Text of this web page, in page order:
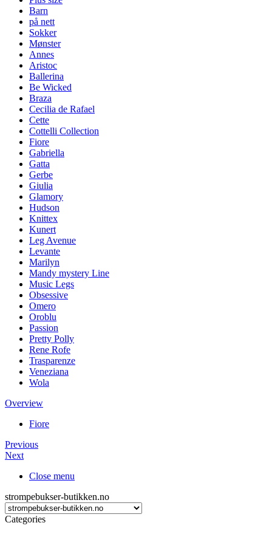
Barn
på nett
Sokker
Mønster
Annes
Aristoc
Ballerina
Be Wicked
Braza
Cecilia de Rafael
Cette
Cottelli Collection
Fiore
Gabriella
Gatta
Gerbe
Giulia
Glamory
Hudson
Knittex
Kunert
Leg Avenue
Levante
Marilyn
Mandy mystery Line
Music Legs
Obsessive
Omero
Oroblu
Passion
Pretty Polly
Rene Rofe
Trasparenze
Veneziana
Wola
Overview
Fiore
Previous
Next
Close menu
strompebukser-butikken.no
Categories